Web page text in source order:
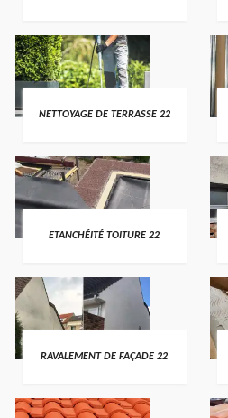
NETTOYAGE DE TERRASSE 22
ETANCHÉITÉ TOITURE 22
RAVALEMENT DE FAÇADE 22